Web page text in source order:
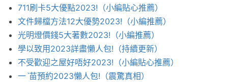
711刷卡5大優點2023!（小編貼心推薦）
文件歸檔方法12大優勢2023!（小編推薦）
光明燈價錢5大著數2023!（小編推薦）
學以致用2023詳盡懶人包!（持續更新）
不受歡迎之屋好唔好2023!（小編貼心推薦）
一ˋ苗預約2023懶人包!（震驚真相）